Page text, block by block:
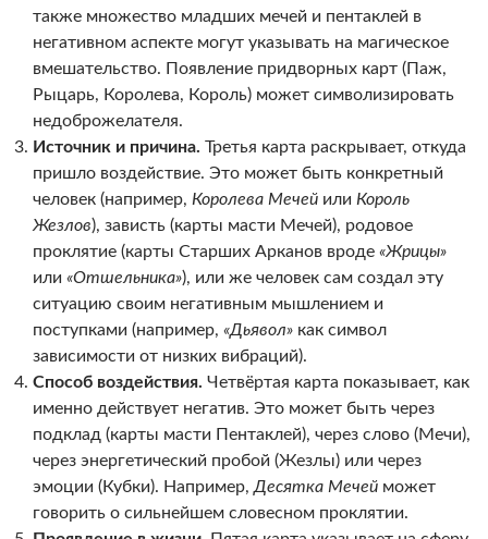
также множество младших мечей и пентаклей в
негативном аспекте могут указывать на магическое
вмешательство. Появление придворных карт (Паж,
Рыцарь, Королева, Король) может символизировать
недоброжелателя.
Источник и причина. Третья карта раскрывает, откуда
пришло воздействие. Это может быть конкретный
человек (например, Королева Мечей или Король
Жезлов), зависть (карты масти Мечей), родовое
проклятие (карты Старших Арканов вроде «Жрицы»
или «Отшельника»), или же человек сам создал эту
ситуацию своим негативным мышлением и
поступками (например, «Дьявол» как символ
зависимости от низких вибраций).
Способ воздействия. Четвёртая карта показывает, как
именно действует негатив. Это может быть через
подклад (карты масти Пентаклей), через слово (Мечи),
через энергетический пробой (Жезлы) или через
эмоции (Кубки). Например, Десятка Мечей может
говорить о сильнейшем словесном проклятии.